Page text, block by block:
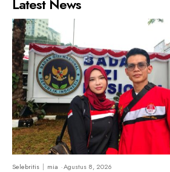
Latest News
Selebritis mia -Agustus 8, 2026